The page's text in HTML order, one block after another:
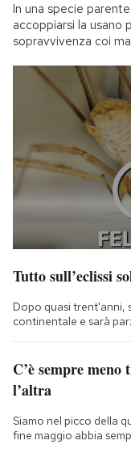
In una specie
accoppiarsi la usano
sopravvivenza coi
Tutto sull’eclissi
Dopo quasi trent'anni,
continentale e sarà
C’è sempre
l’altra
Siamo nel picco della
fine maggio abbia